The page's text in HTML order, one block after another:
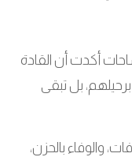
أكدت أن القادة
بل تبقى
والوفاء بالحزن،